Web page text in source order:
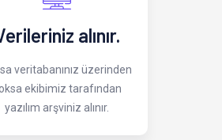
alınır.
veritabanınız üzerinden
ekibimiz tarafından
yazılım arşviniz alınır.